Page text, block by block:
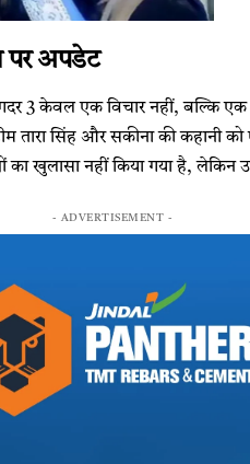
पर अपडेट
गदर 3 केवल एक विचार नहीं, बल्कि
तारा सिंह और सकीना की कहानी
का खुलासा नहीं किया गया है,
- ADVERTISEMENT -